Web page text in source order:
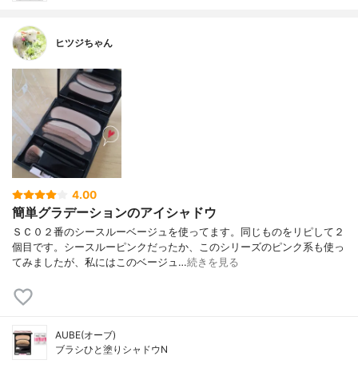
ヒツジちゃん
4.00
簡単グラデーションのアイシャドウ
ＳＣ０２番のシースルーベージュを使ってます。同じものをリピして２
個目です。シースルーピンクだったか、このシリーズのピンク系も使っ
てみましたが、私にはこのベージュ…続きを見る
AUBE(オーブ)
ブラシひと塗りシャドウN